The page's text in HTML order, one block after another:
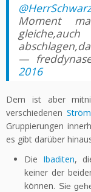
Moment
—
2016
Dem ist aber
verschiedenen
Gruppierungen
es gibt darüber
Die Ibaditen,
keiner der
können. Sie